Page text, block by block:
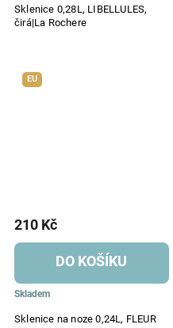
Sklenice 0,28L, LIBELLULES,
čirá|La Rochere
EU
Sklenice na noze 0,24L, FLEUR
Skladem
210 Kč
DO KOŠÍKU